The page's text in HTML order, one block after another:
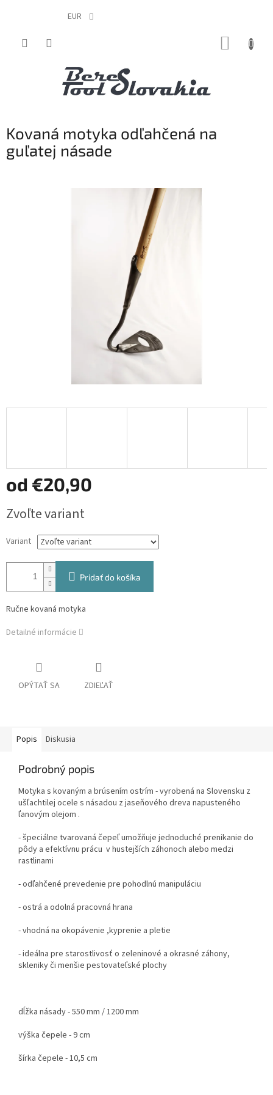
EUR
Kovaná motyka odľahčená na
guľatej násade
od €20,90
cena:
Zvoľte variant
Variant
Pridať do košíka
Ručne kovaná motyka
Detailné informácie
OPÝTAŤ SA ZDIEĽAŤ
Popis Diskusia
Podrobný popis
Motyka s kovaným a brúsením ostrím - vyrobená na Slovensku z
ušľachtilej ocele s násadou z jaseňového dreva napusteného
ľanovým olejom .
- špeciálne tvarovaná čepeľ umožňuje jednoduché prenikanie do
pôdy a efektívnu prácu v hustejších záhonoch alebo medzi
rastlinami
- odľahčené prevedenie pre pohodlnú manipuláciu
- ostrá a odolná pracovná hrana
- vhodná na okopávenie ,kyprenie a pletie
- ideálna pre starostlivosť o zeleninové a okrasné záhony,
skleniky či menšie pestovateľské plochy
dĺžka násady - 550 mm / 1200 mm
výška čepele - 9 cm
šírka čepele - 10,5 cm